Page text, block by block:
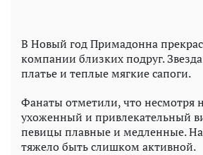
В Новый год Примадонна
компании близких подруг.
платье и теплые мягкие сапоги.
Фанаты отметили, что несмотря
ухоженный и привлекательный
певицы плавные и медленные.
тяжело быть слишком активной.